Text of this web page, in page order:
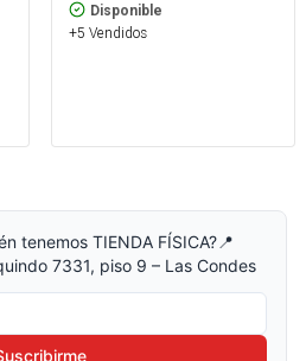
Disponible
+5 Vendidos
tenemos TIENDA FÍSICA?📍
7331, piso 9 – Las Condes